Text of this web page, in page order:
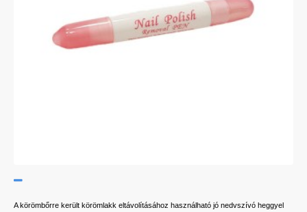
A körömbőrre került körömlakk eltávolításához használható jó nedvszívó heggyel